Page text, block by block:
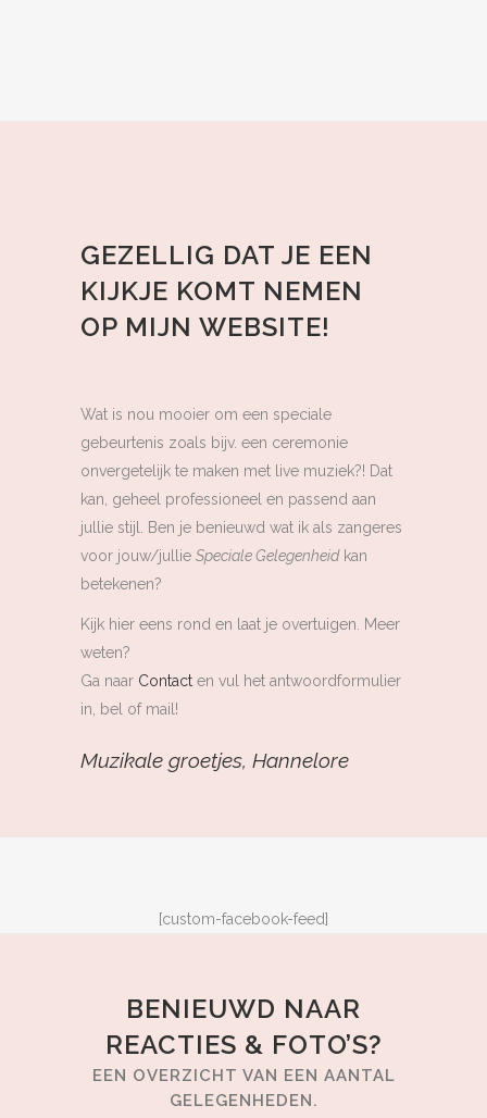
GEZELLIG DAT JE EEN
KIJKJE KOMT NEMEN
OP MIJN WEBSITE!
Wat is nou mooier om een speciale
gebeurtenis zoals bijv. een ceremonie
onvergetelijk te maken met live muziek?! Dat
kan, geheel professioneel en passend aan
jullie stijl. Ben je benieuwd wat ik als zangeres
voor jouw/jullie Speciale Gelegenheidkan
betekenen?
Kijk hier eens rond en laat je overtuigen. Meer
weten?
Ga naar Contact en vul het antwoordformulier
in, bel of mail!
Muzikale groetjes, Hannelore
[custom-facebook-feed]
BENIEUWD NAAR
REACTIES & FOTO’S?
EEN OVERZICHT VAN EEN AANTAL
GELEGENHEDEN.